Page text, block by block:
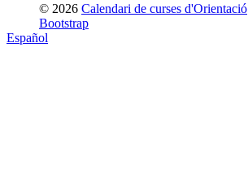
© 2026 Calendari de curses d'Orientació
Bootstrap
Español